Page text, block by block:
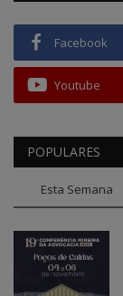
Facebook
Youtube
POPULARES
Esta Semana